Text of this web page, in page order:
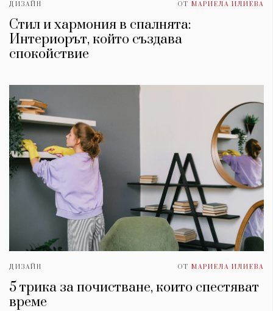
ДИЗАЙН ОТ МАРИЕЛА ИЛИЕВА
Стил и хармония в спалнята:
Интериорът, който създава
спокойствие
ДИЗАЙН ОТ МАРИЕЛА ИЛИЕВА
5 трика за почистване, които спестяват
време